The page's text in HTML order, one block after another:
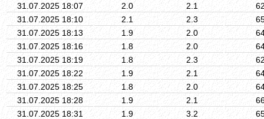
31.07.2025 18:07
2.0 2.1
31.07.2025 18:10
2.1 2.3
31.07.2025 18:13
1.9 2.0
31.07.2025 18:16
1.8 2.0
31.07.2025 18:19
1.8 2.3
31.07.2025 18:22
1.9 2.1
31.07.2025 18:25
1.8 2.0
31.07.2025 18:28
1.9 2.1
31.07.2025 18:31
1.9 3.2